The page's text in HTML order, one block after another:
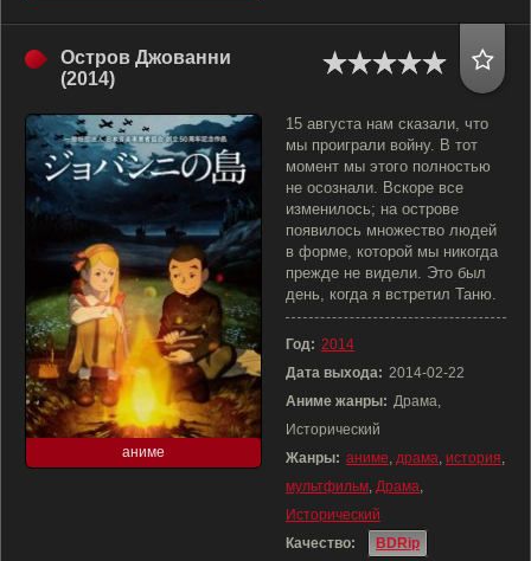
Остров Джованни
(2014)
аниме
15 августа нам сказали, что
мы проиграли войну. В тот
момент мы этого полностью
не осознали. Вскоре все
изменилось; на острове
появилось множество людей
в форме, которой мы никогда
прежде не видели. Это был
день, когда я встретил Таню.
Год: 2014
Дата выхода: 2014-02-22
Аниме жанры: Драма,
Исторический
Жанры: аниме, драма, история,
мультфильм, Драма,
Исторический
Качество:
BDRip